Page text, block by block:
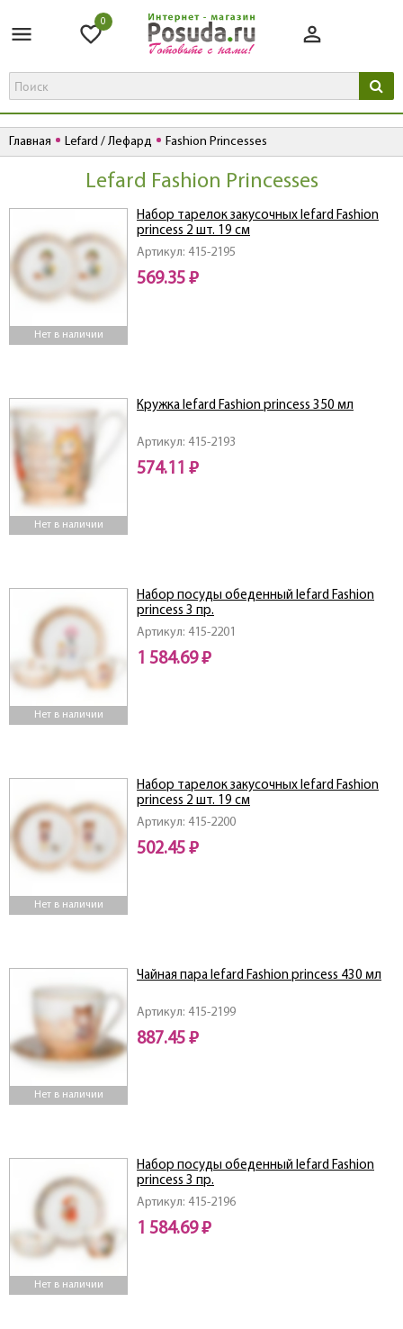
0
Главная Lefard / Лефард Fashion Princesses
Lefard Fashion Princesses
Нет в наличии
Артикул: 415-2195
Набор тарелок закусочных lefard Fashion
princess 2 шт. 19 см
569.35 ₽
Нет в наличии
Артикул: 415-2193
Кружка lefard Fashion princess 350 мл
574.11 ₽
Нет в наличии
Артикул: 415-2201
Набор посуды обеденный lefard Fashion
princess 3 пр.
1 584.69 ₽
Нет в наличии
Артикул: 415-2200
Набор тарелок закусочных lefard Fashion
princess 2 шт. 19 см
502.45 ₽
Нет в наличии
Артикул: 415-2199
Чайная пара lefard Fashion princess 430 мл
887.45 ₽
Нет в наличии
Артикул: 415-2196
Набор посуды обеденный lefard Fashion
princess 3 пр.
1 584.69 ₽